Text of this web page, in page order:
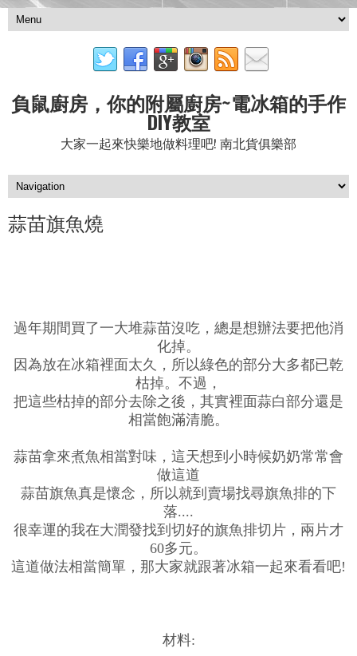
負鼠廚房，你的附屬廚房~電冰箱的手作
DIY教室
大家一起來快樂地做料理吧! 南北貨俱樂部
蒜苗旗魚燒
過年期間買了一大堆蒜苗沒吃，總是想辦法要把他消
化掉。
因為放在冰箱裡面太久，所以綠色的部分大多都已乾
枯掉。不過，
把這些枯掉的部分去除之後，其實裡面蒜白部分還是
相當飽滿清脆。
蒜苗拿來煮魚相當對味，這天想到小時候奶奶常常會
做這道
蒜苗旗魚真是懷念，所以就到賣場找尋旗魚排的下
落....
很幸運的我在大潤發找到切好的旗魚排切片，兩片才
60多元。
這道做法相當簡單，那大家就跟著冰箱一起來看看吧!
材料: